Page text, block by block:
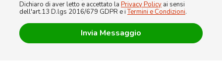
Dichiaro di aver letto e accettato la Privacy Policy ai sensi
dell'art.13 D.lgs 2016/679 GDPR e iTermini e Condizioni.